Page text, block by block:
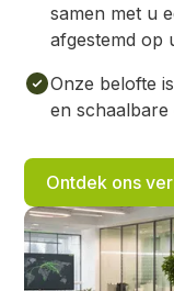
samen met u
afgestemd op
Onze belofte
en schaalbare
Ontdek ons